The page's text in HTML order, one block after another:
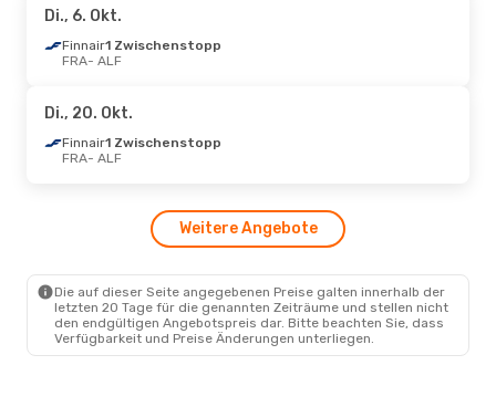
Scandinavian Airlines
1 Zwischenstopp
ALF- FRA
Lufthansa1 Zwischenstopp
FRA- ALF
Scandinavian Airlines
- Fr., 18. Sept.
Scandinavian Airlines
1 Zwischenstopp
ALF- FRA
Di., 6. Okt.
Finnair1 Zwischenstopp
FRA- ALF
Di., 20. Okt.
Finnair1 Zwischenstopp
FRA- ALF
Weitere Angebote
Die auf dieser Seite angegebenen Preise galten innerhalb der
letzten 20 Tage für die genannten Zeiträume und stellen nicht
den endgültigen Angebotspreis dar. Bitte beachten Sie, dass
Verfügbarkeit und Preise Änderungen unterliegen.